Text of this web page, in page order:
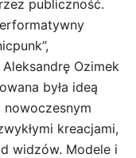
publiczność.
Ozimek
była ideą
nowoczesnym
kreacjami,
widzów. Modele i